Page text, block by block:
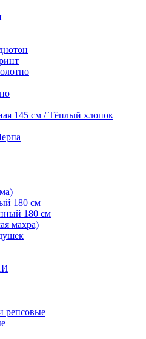
145 см / Тёплый хлопок
180 см
180 см
махра)
репсовые